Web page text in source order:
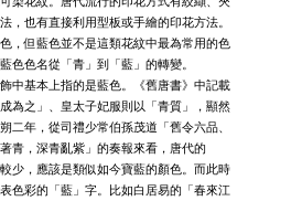
，也有直接利用型板或手繪的印花方法。
，但藍色並不是這類花紋中最為常用的色
色色名從「青」到「藍」的轉變。
基本上指的是藍色。《舊唐書》中記載
為之」、皇太子妃服則以「青質」，顯然
二年，從司禮少常伯孫茂道「舊令六品、
青，深青亂紫」的奏報來看，唐代的
少，應該是類似如今寶藍的顏色。而此時
色彩的「藍」字。比如白居易的「春來江